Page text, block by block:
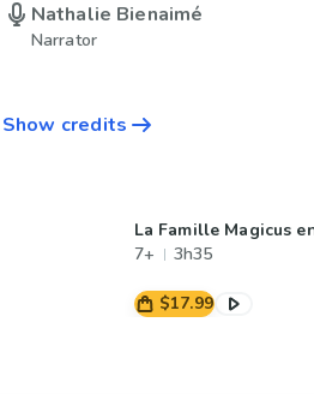
Nathalie Bienaimé
Narrator
Show credits
La Famille Magicus
7+
3h35
$17.99